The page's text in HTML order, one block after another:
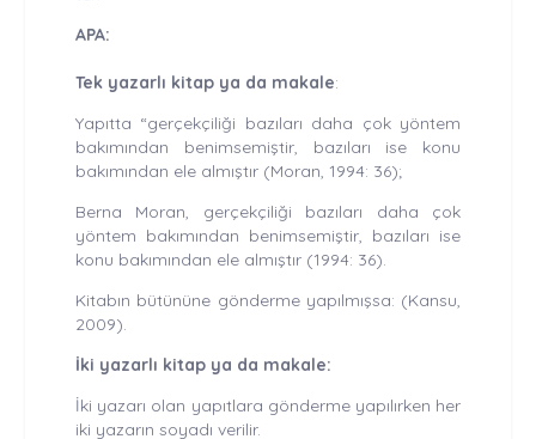
APA:
Tek yazarlı kitap ya da makale:
Yapıtta “gerçekçiliği bazıları daha çok yöntem
bakımından benimsemiştir, bazıları ise konu
bakımından ele almıştır (Moran, 1994: 36);
Berna Moran, gerçekçiliği bazıları daha çok
yöntem bakımından benimsemiştir, bazıları ise
konu bakımından ele almıştır (1994: 36).
Kitabın bütününe gönderme yapılmışsa: (Kansu,
2009).
İki yazarlı kitap ya da makale:
İki yazarı olan yapıtlara gönderme yapılırken her
iki yazarın soyadı verilir.